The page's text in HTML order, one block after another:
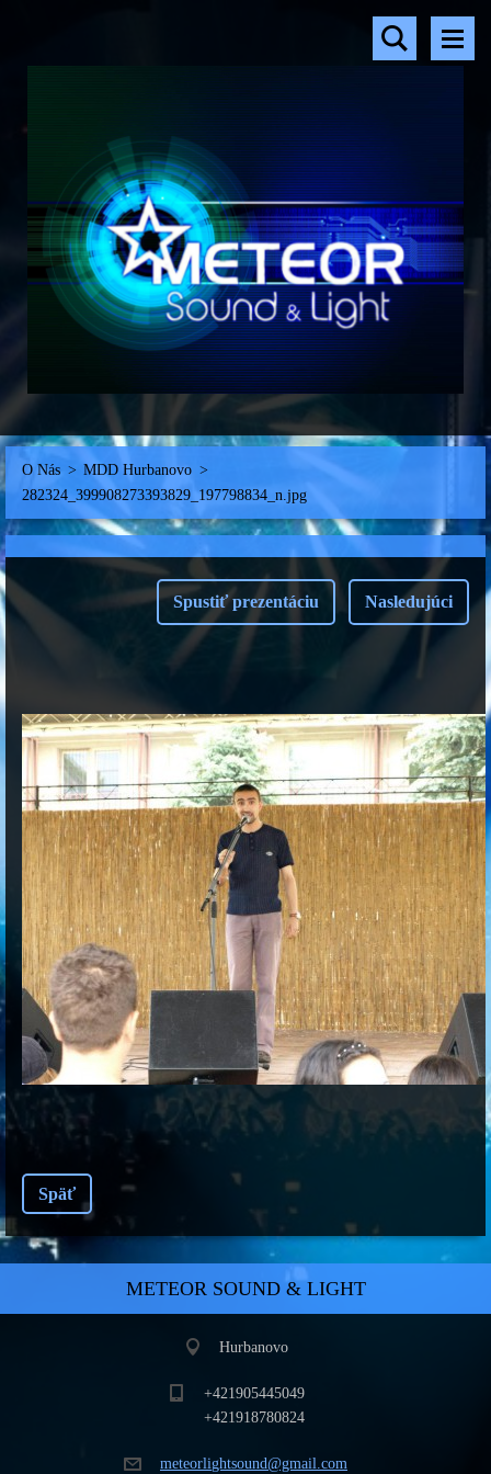
O Nás > MDD Hurbanovo >
282324_399908273393829_197798834_n.jpg
Spustiť prezentáciu Nasledujúci
Späť
METEOR SOUND & LIGHT
Hurbanovo
+421905445049
+421918780824
meteorlightsound@gmail.com